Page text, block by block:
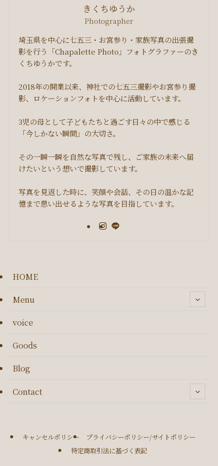
きくちゆうか
Photographer
埼玉県を中心に七五三・お宮参り・家族写真の出張撮
影を行う「Chapalette Photo」フォトグラファーのき
くちゆうかです。
2018年の開業以来、神社での七五三撮影やお宮参り撮
影、ロケーションフォトを中心に活動しています。
3児の母として子どもたちと過ごす日々の中で感じる
「今しかない瞬間」の大切さ。
その一瞬一瞬を自然な写真で残し、ご家族の未来へ届
けたいという想いで撮影しています。
写真を見返した時に、笑顔や会話、その日の温かな記
憶まで思い出せるような写真を目指しています。
HOME
Menu
voice
Goods
Blog
Contact
キャンセルポリシー
プライバシーポリシー/サイトポリシー
特定商取引法に基づく表記